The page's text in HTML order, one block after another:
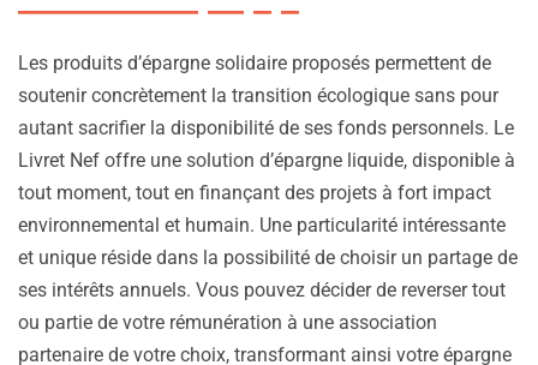
Les produits d’épargne solidaire proposés permettent de
soutenir concrètement la transition écologique sans pour
autant sacrifier la disponibilité de ses fonds personnels. Le
Livret Nef offre une solution d’épargne liquide, disponible à
tout moment, tout en finançant des projets à fort impact
environnemental et humain. Une particularité intéressante
et unique réside dans la possibilité de choisir un partage de
ses intérêts annuels. Vous pouvez décider de reverser tout
ou partie de votre rémunération à une association
partenaire de votre choix, transformant ainsi votre épargne